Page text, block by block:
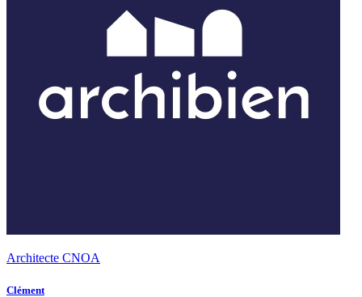
Architecte CNOA
Clément